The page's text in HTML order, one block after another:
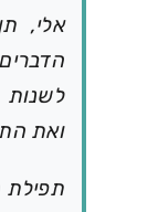
אלי,
ואת
תפילת